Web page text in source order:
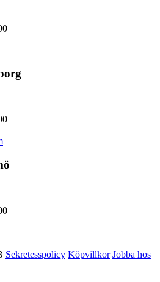
Sekretesspolicy Köpvillkor Jobba hos